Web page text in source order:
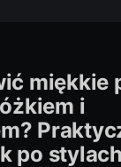
miękkie
i
po stylach